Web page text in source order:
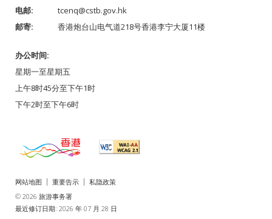
电邮:
tcenq@cstb.gov.hk
邮寄:
香港炮台山电气道218号香港李宁大厦11楼
办公时间:
星期一至星期五
上午8时45分至下午1时
下午2时至下午6时
网站地图 重要告示
私隐政策
© 2026 旅游事务署
最近修订日期: 2026 年 07 月 28 日